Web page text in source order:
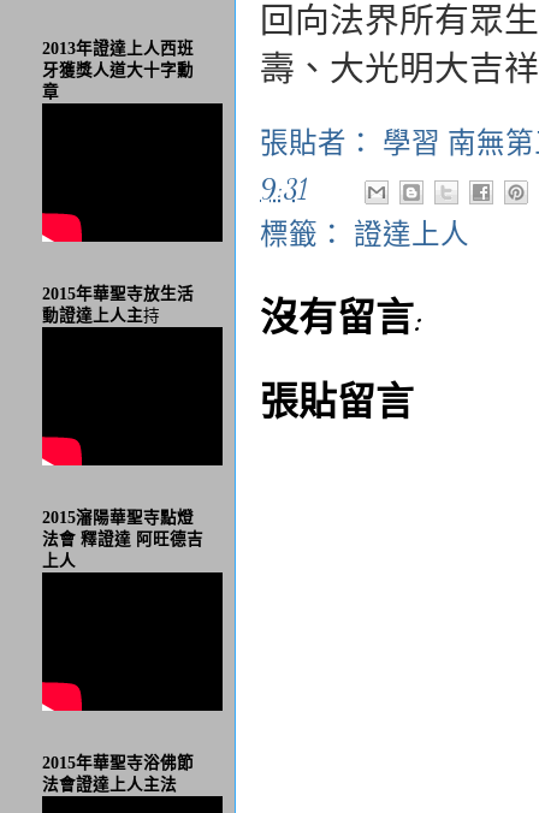
回向法界所有眾
壽、大光明大吉
張貼者： 學習 南無
9:31
標籤： 證達上人
沒有留言:
張貼留言
2013年證達上人西班
牙獲獎人道大十字勳
章
2015年華聖寺放生活
動證達上人主持
2015瀋陽華聖寺點燈
法會 釋證達 阿旺德吉
上人
2015年華聖寺浴佛節
法會證達上人主法